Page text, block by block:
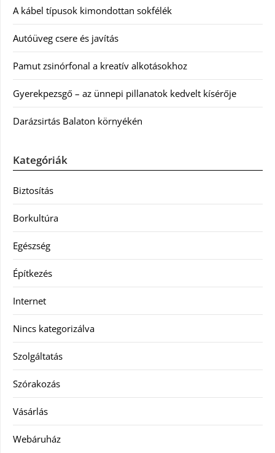
A kábel típusok kimondottan sokfélék
Autóüveg csere és javítás
Pamut zsinórfonal a kreatív alkotásokhoz
Gyerekpezsgő – az ünnepi pillanatok kedvelt kísérője
Darázsirtás Balaton környékén
Kategóriák
Biztosítás
Borkultúra
Egészség
Építkezés
Internet
Nincs kategorizálva
Szolgáltatás
Szórakozás
Vásárlás
Webáruház